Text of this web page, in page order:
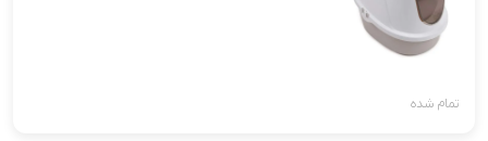
تمام شده